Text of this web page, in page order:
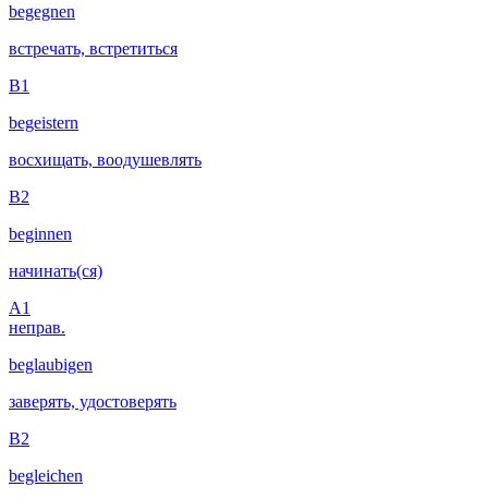
begegnen
встречать, встретиться
B1
begeistern
восхищать, воодушевлять
B2
beginnen
начинать(ся)
A1
неправ.
beglaubigen
заверять, удостоверять
B2
begleichen